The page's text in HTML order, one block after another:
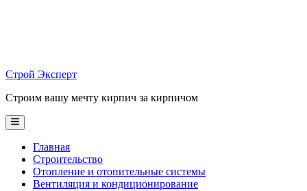
Строй Эксперт
Строим вашу мечту кирпич за кирпичом
Main
Menu
Главная
Строительство
Отопление и отопительные системы
Вентиляция и кондиционирование